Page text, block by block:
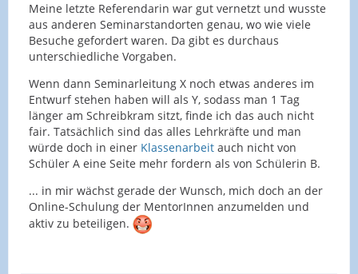
Meine letzte Referendarin war gut vernetzt und wusste
aus anderen Seminarstandorten genau, wo wie viele
Besuche gefordert waren. Da gibt es durchaus
unterschiedliche Vorgaben.
Wenn dann Seminarleitung X noch etwas anderes im
Entwurf stehen haben will als Y, sodass man 1 Tag
länger am Schreibkram sitzt, finde ich das auch nicht
fair. Tatsächlich sind das alles Lehrkräfte und man
würde doch in einer Klassenarbeit auch nicht von
Schüler A eine Seite mehr fordern als von Schülerin B.
... in mir wächst gerade der Wunsch, mich doch an der
Online-Schulung der MentorInnen anzumelden und
aktiv zu beteiligen.